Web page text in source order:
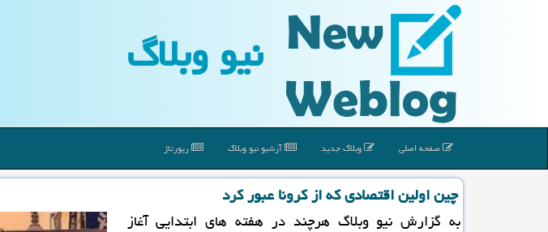
نیو وبلاگ
صفحه اصلی وبلاگ جدید آرشیو نیو وبلاگ رپورتاژ
چین اولین اقتصادی كه از كرونا عبور كرد
به گزارش نیو وبلاگ هرچند در هفته های ابتدایی آغاز